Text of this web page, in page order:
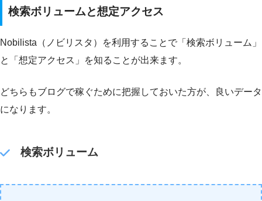
検索ボリュームと想定アクセス
Nobilista（ノビリスタ）を利用することで「検索ボリューム」
と「想定アクセス」を知ることが出来ます。
どちらもブログで稼ぐために把握しておいた方が、良いデータ
になります。
検索ボリューム